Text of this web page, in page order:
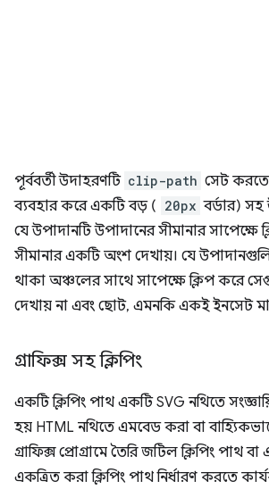
পূর্ববর্তী উদাহরণটি clip-path সেট করতে
ব্যবহার করে একটি বড় ( 20px বর্ডার) সহ
যে উপাদানটি উপাদানের সীমানার
সীমানার একটি অংশ দেখায়। যে
থাকা অঞ্চলের সাথে সাপেক্ষে ক্লিপ করে
দেখায় না এবং ছোট, এমনকি একই ইনসেট
গ্রাফিক্স সহ ক্লিপিং
একটি ক্লিপিং পাথ একটি SVG নথিতে
হয় HTML নথিতে এমবেড করা বা
গ্রাফিক্স প্রোগ্রামে তৈরি জটিল ক্লিপিং
একত্রিত করা ক্লিপিং পাথ নির্ধারণ করতে